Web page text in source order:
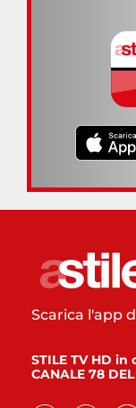
Scarica l'app
STILE TV HD in
CANALE 78